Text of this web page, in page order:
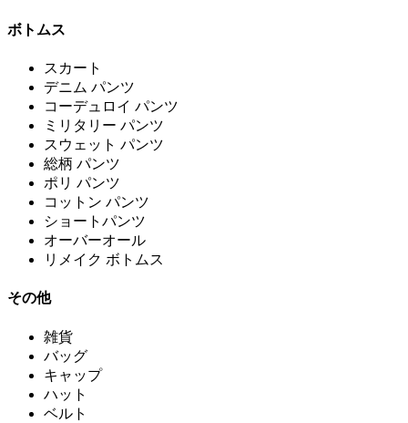
ボトムス
スカート
デニム パンツ
コーデュロイ パンツ
ミリタリー パンツ
スウェット パンツ
総柄 パンツ
ポリ パンツ
コットン パンツ
ショートパンツ
オーバーオール
リメイク ボトムス
その他
雑貨
バッグ
キャップ
ハット
ベルト